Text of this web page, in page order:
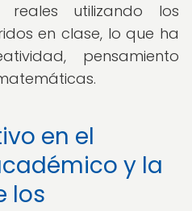
reales utilizando los
en clase, lo que ha
pensamiento
en el
y la
los